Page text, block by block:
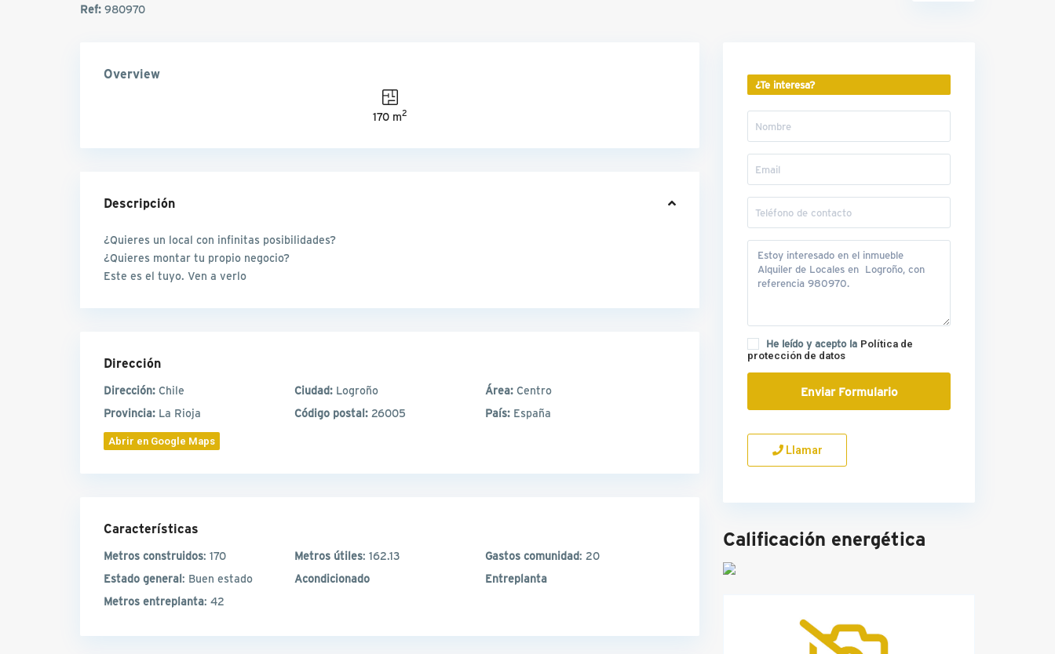
Ref:980970
Overview
170 m2
Descripción
¿Quieres un local con infinitas posibilidades?
¿Quieres montar tu propio negocio?
Este es el tuyo. Ven a verlo
Dirección
Dirección: Chile Ciudad: Logroño Área: Centro
Provincia: La Rioja Código postal: 26005 País: España
Abrir en Google Maps
Características
Metros construidos: 170 Metros útiles: 162.13 Gastos comunidad: 20
Estado general: Buen estado Acondicionado
Entreplanta
Metros entreplanta: 42
¿Te interesa?
He leído y acepto la Política de
protección de datos
Llamar
Calificación energética